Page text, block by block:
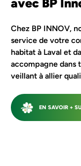
avec BP
Chez BP INNOV,
service de votre
habitat à Laval et
accompagne dans
veillant à allier
EN SAVOIR +